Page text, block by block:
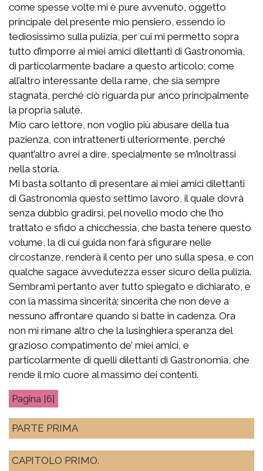
come spesse volte mi è pure avvenuto, oggetto
principale del presente mio pensiero, essendo io
tediosissimo sulla pulizia, per cui mi permetto sopra
tutto d’imporre ai miei amici dilettanti di Gastronomia,
di particolarmente badare a questo articolo; come
all’altro interessante della rame, che sia sempre
stagnata, perché ciò riguarda pur anco principalmente
la propria salute.
Mio caro lettore, non voglio più abusare della tua
pazienza, con intrattenerti ulteriormente, perché
quant’altro avrei a dire, specialmente se m’inoltrassi
nella storia.
Mi basta soltanto di presentare ai miei amici dilettanti
di Gastronomia questo settimo lavoro, il quale dovrà
senza dubbio gradirsi, pel novello modo che l’ho
trattato e sfido a chicchessia, che basta tenere questo
volume, la di cui guida non farà sfigurare nelle
circostanze, renderà il cento per uno sulla spesa, e con
qualche sagace avvedutezza esser sicuro della pulizia.
Sembrami pertanto aver tutto spiegato e dichiarato, e
con la massima sincerità; sincerità che non deve a
nessuno affrontare quando si batte in cadenza. Ora
non mi rimane altro che la lusinghiera speranza del
grazioso compatimento de’ miei amici, e
particolarmente di quelli dilettanti di Gastronomia, che
rende il mio cuore al massimo dei contenti.
[6]
PARTE PRIMA
CAPITOLO PRIMO.